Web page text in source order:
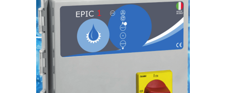
infrarosu
Solutii de curatare si tratare
Schimbatoare de caldura
Pompe de caldura
Contoare energie termica
Sisteme de degivrare